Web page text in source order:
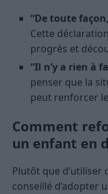
“De toute
Cette
progrès et
“Il n’y a rien à
penser que la
peut renforcer
Comment
un enfant en
Plutôt que d’utiliser
conseillé d’adopter